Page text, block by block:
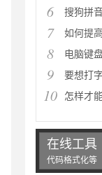
6 搜狗拼音
7 如何提
8 电脑键
9 要想打字快
10 怎样才能练
在线工具
代码格式化等